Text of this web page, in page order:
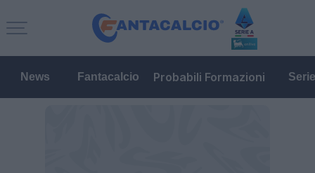
News Fantacalcio Probabili Formazioni